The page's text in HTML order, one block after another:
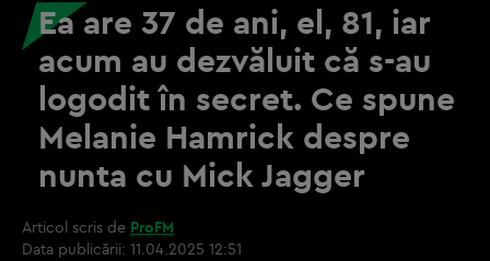
Ea are 37 de ani, el, 81, iar
acum au dezvăluit că s-au
logodit în secret. Ce spune
Melanie Hamrick despre
nunta cu Mick Jagger
Articol scris de ProFM
Data publicării: 11.04.2025 12:51